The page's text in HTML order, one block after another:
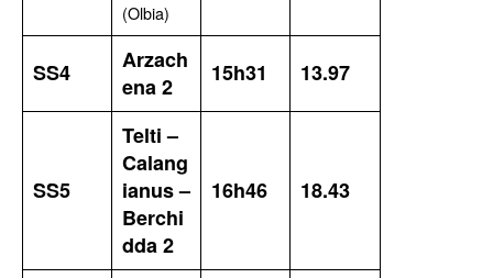
(Olbia)
SS4
Arzach
ena 2
15h31 13.97
SS5
Telti –
Calang
ianus –
Berchi
dda 2
16h46 18.43